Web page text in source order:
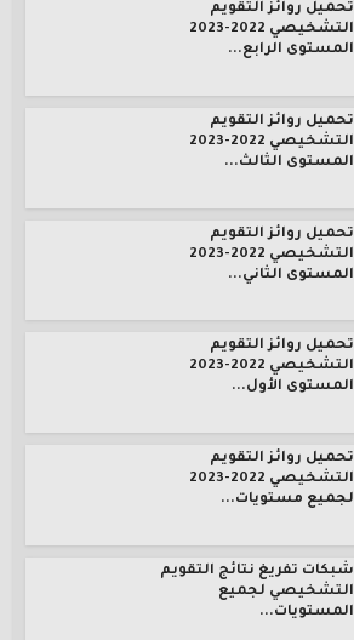
تحميل روائز التقويم
التشخيصي 2022-2023
المستوى الرابع...
تحميل روائز التقويم
التشخيصي 2022-2023
المستوى الثالث...
تحميل روائز التقويم
التشخيصي 2022-2023
المستوى الثاني...
تحميل روائز التقويم
التشخيصي 2022-2023
المستوى الأول...
تحميل روائز التقويم
التشخيصي 2022-2023
لجميع مستويات...
شبكات تفريغ نتائج التقويم
التشخيصي لجميع
المستويات...